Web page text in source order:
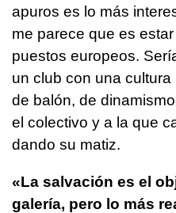
apuros es lo más
me parece que es
puestos europeos.
un club con una
de balón, de
el colectivo y a la que
dando su matiz.
«La salvación es el
galería, pero lo más